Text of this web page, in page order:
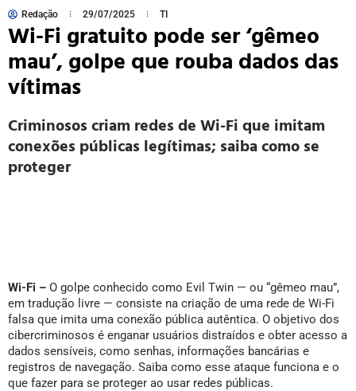
Redação 29/07/2025 TI
Wi-Fi gratuito pode ser ‘gêmeo
mau’, golpe que rouba dados das
vítimas
Criminosos criam redes de Wi-Fi que imitam
conexões públicas legítimas; saiba como se
proteger
Wi-Fi – O golpe conhecido como Evil Twin — ou “gêmeo mau”,
em tradução livre — consiste na criação de uma rede de Wi-Fi
falsa que imita uma conexão pública autêntica. O objetivo dos
cibercriminosos é enganar usuários distraídos e obter acesso a
dados sensíveis, como senhas, informações bancárias e
registros de navegação. Saiba como esse ataque funciona e o
que fazer para se proteger ao usar redes públicas.